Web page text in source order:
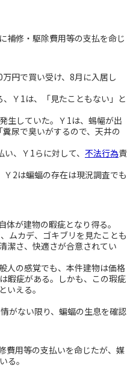
補修・駆除費用等の支払を命じ
円で買い受け、8月に入居し
Ｙ1は、「見たこともない」と
生していた。Ｙ1は、蜴幅が出
尿で臭いがするので、天井の
、Ｙ1らに対して、 不法行為責
2は蝙蝠の存在は現況調査でも
が建物の暇疵となり得る。
ムカデ、ゴキブリを見たことも
潔さ、快適さが合意されてい
人の感覚でも、本件建物は価格
暇疵がある。しかも、この瑕疵
いえる。
がない限り、蝙蝠の生息を確認
費用等の支払いを命じたが、媒
る。